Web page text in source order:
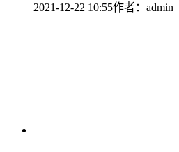
2021-12-22 10:55作者： admin